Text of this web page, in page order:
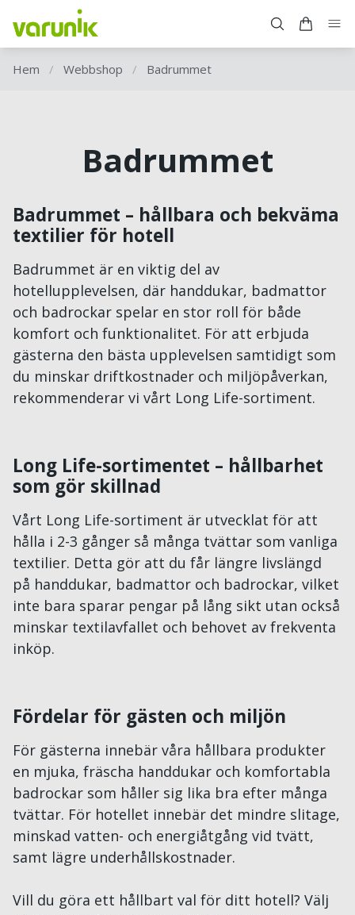
Hem / Webbshop / Badrummet
Badrummet
Badrummet – hållbara och bekväma
textilier för hotell
Badrummet är en viktig del av
hotellupplevelsen, där handdukar, badmattor
och badrockar spelar en stor roll för både
komfort och funktionalitet. För att erbjuda
gästerna den bästa upplevelsen samtidigt som
du minskar driftkostnader och miljöpåverkan,
rekommenderar vi vårt Long Life-sortiment.
Long Life-sortimentet – hållbarhet
som gör skillnad
Vårt Long Life-sortiment är utvecklat för att
hålla i 2-3 gånger så många tvättar som vanliga
textilier. Detta gör att du får längre livslängd
på handdukar, badmattor och badrockar, vilket
inte bara sparar pengar på lång sikt utan också
minskar textilavfallet och behovet av frekventa
inköp.
Fördelar för gästen och miljön
För gästerna innebär våra hållbara produkter
en mjuka, fräscha handdukar och komfortabla
badrockar som håller sig lika bra efter många
tvättar. För hotellet innebär det mindre slitage,
minskad vatten- och energiåtgång vid tvätt,
samt lägre underhållskostnader.
Vill du göra ett hållbart val för ditt hotell? Välj